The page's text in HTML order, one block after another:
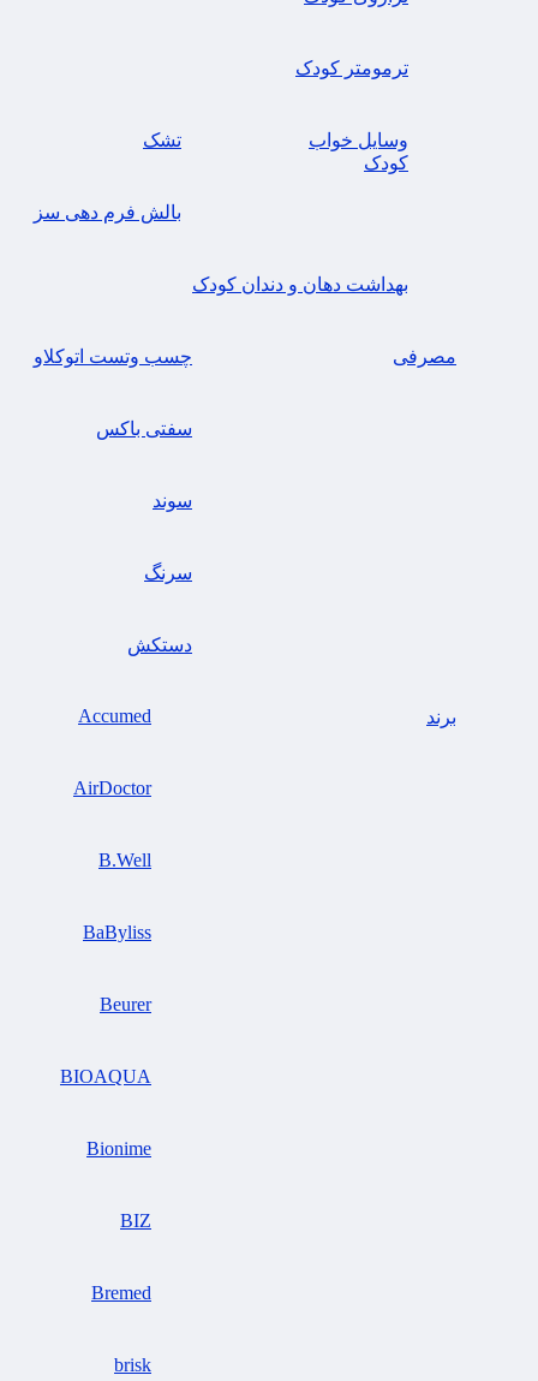
ترمومتر کودک
وسایل خواب
کودک
تشک
بالش فرم دهی سز
بهداشت دهان و دندان کودک
مصرفی چسب وتست اتوکلاو
سفتی باکس
سوند
سرنگ
دستکش
برند Accumed
AirDoctor
B.Well
BaByliss
Beurer
BIOAQUA
Bionime
BIZ
Bremed
brisk